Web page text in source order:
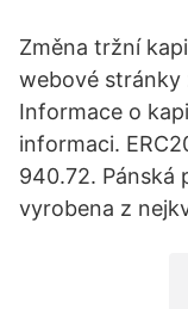
Změna tržní
webové stránky
Informace o
informaci.
940.72. Pánská
vyrobena z